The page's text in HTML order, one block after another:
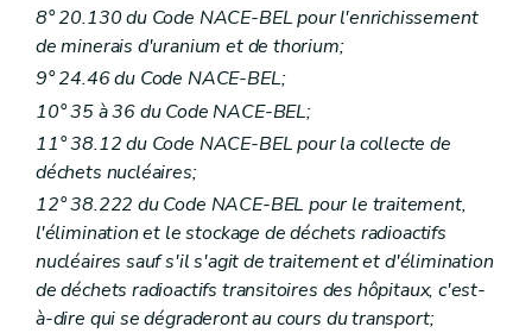
8° 20.130 du Code NACE-BEL pour l'enrichissement
de minerais d'uranium et de thorium;
9° 24.46 du Code NACE-BEL;
10° 35 à 36 du Code NACE-BEL;
11° 38.12 du Code NACE-BEL pour la collecte de
déchets nucléaires;
12° 38.222 du Code NACE-BEL pour le traitement,
l'élimination et le stockage de déchets radioactifs
nucléaires sauf s'il s'agit de traitement et d'élimination
de déchets radioactifs transitoires des hôpitaux, c'est-
à-dire qui se dégraderont au cours du transport;